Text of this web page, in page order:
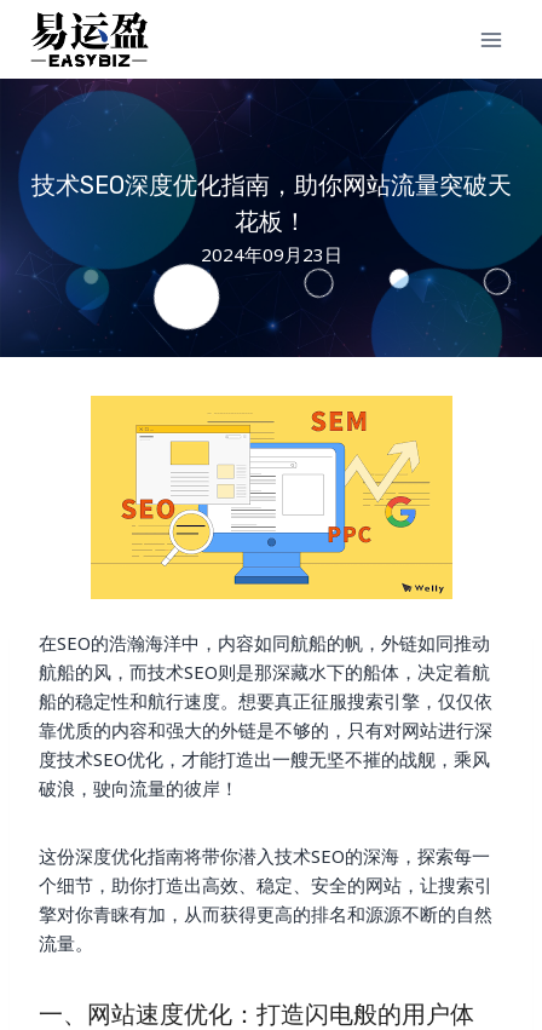
content
技术SEO深度优化指南，助你网站流量突破天
花板！
2024年09月23日
在SEO的浩瀚海洋中，内容如同航船的帆，外链如同推动
航船的风，而技术SEO则是那深藏水下的船体，决定着航
船的稳定性和航行速度。想要真正征服搜索引擎，仅仅依
靠优质的内容和强大的外链是不够的，只有对网站进行深
度技术SEO优化，才能打造出一艘无坚不摧的战舰，乘风
破浪，驶向流量的彼岸！
这份深度优化指南将带你潜入技术SEO的深海，探索每一
个细节，助你打造出高效、稳定、安全的网站，让搜索引
擎对你青睐有加，从而获得更高的排名和源源不断的自然
流量。
一、网站速度优化：打造闪电般的用户体